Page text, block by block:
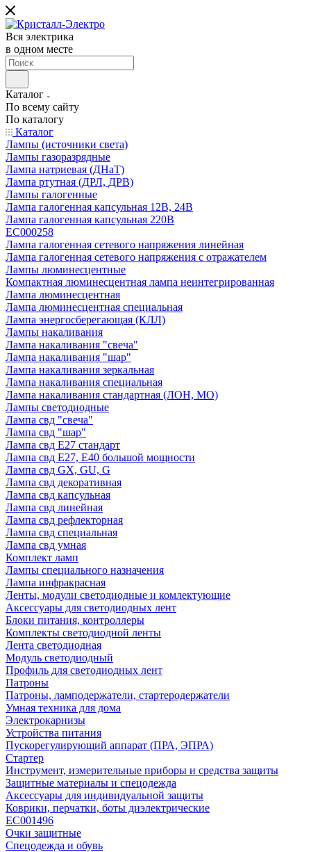
Вся электрика
в одном месте
Каталог
По всему сайту
По каталогу
Каталог
Лампы (источники света)
Лампы газоразрядные
Лампа натриевая (ДНаТ)
Лампа ртутная (ДРЛ, ДРВ)
Лампы галогенные
Лампа галогенная капсульная 12В, 24В
Лампа галогенная капсульная 220В
EC000258
Лампа галогенная сетевого напряжения линейная
Лампа галогенная сетевого напряжения с отражателем
Лампы люминесцентные
Компактная люминесцентная лампа неинтегрированная
Лампа люминесцентная
Лампа люминесцентная специальная
Лампа энергосберегающая (КЛЛ)
Лампы накаливания
Лампа накаливания "свеча"
Лампа накаливания "шар"
Лампа накаливания зеркальная
Лампа накаливания специальная
Лампа накаливания стандартная (ЛОН, МО)
Лампы светодиодные
Лампа свд "свеча"
Лампа свд "шар"
Лампа свд E27 стандарт
Лампа свд E27, Е40 большой мощности
Лампа свд GX, GU, G
Лампа свд декоративная
Лампа свд капсульная
Лампа свд линейная
Лампа свд рефлекторная
Лампа свд специальная
Лампа свд умная
Комплект ламп
Лампы специального назначения
Лампа инфракрасная
Ленты, модули светодиодные и комлектующие
Аксессуары для светодиодных лент
Блоки питания, контроллеры
Комплекты светодиодной ленты
Лента светодиодная
Модуль светодиодный
Профиль для светодиодных лент
Патроны
Патроны, ламподержатели, стартеродержатели
Умная техника для дома
Электрокарнизы
Устройства питания
Пускорегулирующий аппарат (ПРА, ЭПРА)
Стартер
Инструмент, измерительные приборы и средства защиты
Защитные материалы и спецодежда
Аксессуары для индивидуальной защиты
Коврики, перчатки, боты диэлектрические
EC001496
Очки защитные
Спецодежда и обувь